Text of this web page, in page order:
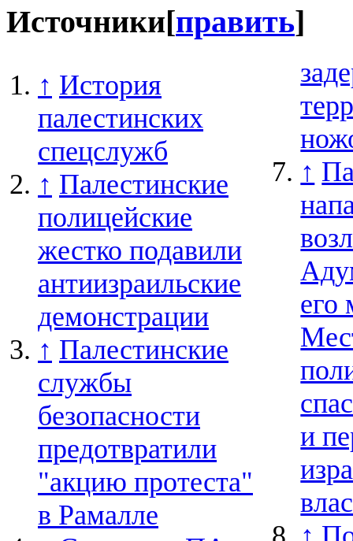
Источники[править]
↑ История
палестинских
спецслужб
↑ Палестинские
полицейские
жестко подавили
антиизраильские
демонстрации
↑ Палестинские
службы
безопасности
предотвратили
"акцию протеста"
в Рамалле
↑
его
и